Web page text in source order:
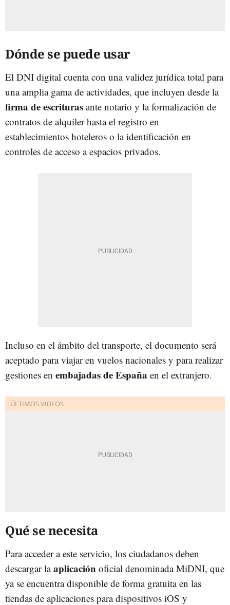
Dónde se puede usar
El DNI digital cuenta con una validez jurídica total para
una amplia gama de actividades, que incluyen desde la
firma de escrituras ante notario y la formalización de
contratos de alquiler hasta el registro en
establecimientos hoteleros o la identificación en
controles de acceso a espacios privados.
Incluso en el ámbito del transporte, el documento será
aceptado para viajar en vuelos nacionales y para realizar
gestiones en embajadas de España en el extranjero.
Qué se necesita
Para acceder a este servicio, los ciudadanos deben
descargar laaplicación oficial denominada MiDNI, que
ya se encuentra disponible de forma gratuita en las
tiendas de aplicaciones para dispositivos iOS y